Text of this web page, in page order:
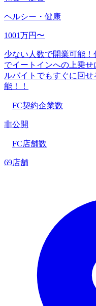
ヘルシー・健康
1001万円〜
少ない人数で開業可能
でイートインへの上乗
ルバイトでもすぐに回
能！！
FC契約企業数
非公開
FC店舗数
69店舗